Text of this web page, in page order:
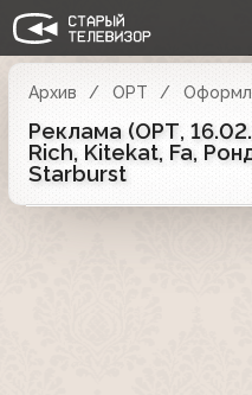
Архив ОРТ
Реклама (ОРТ,
Rich, Kitekat, Fa,
Starburst